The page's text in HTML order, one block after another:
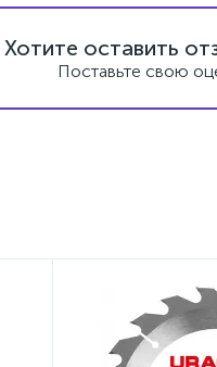
Хотите оставить
Поставьте свою